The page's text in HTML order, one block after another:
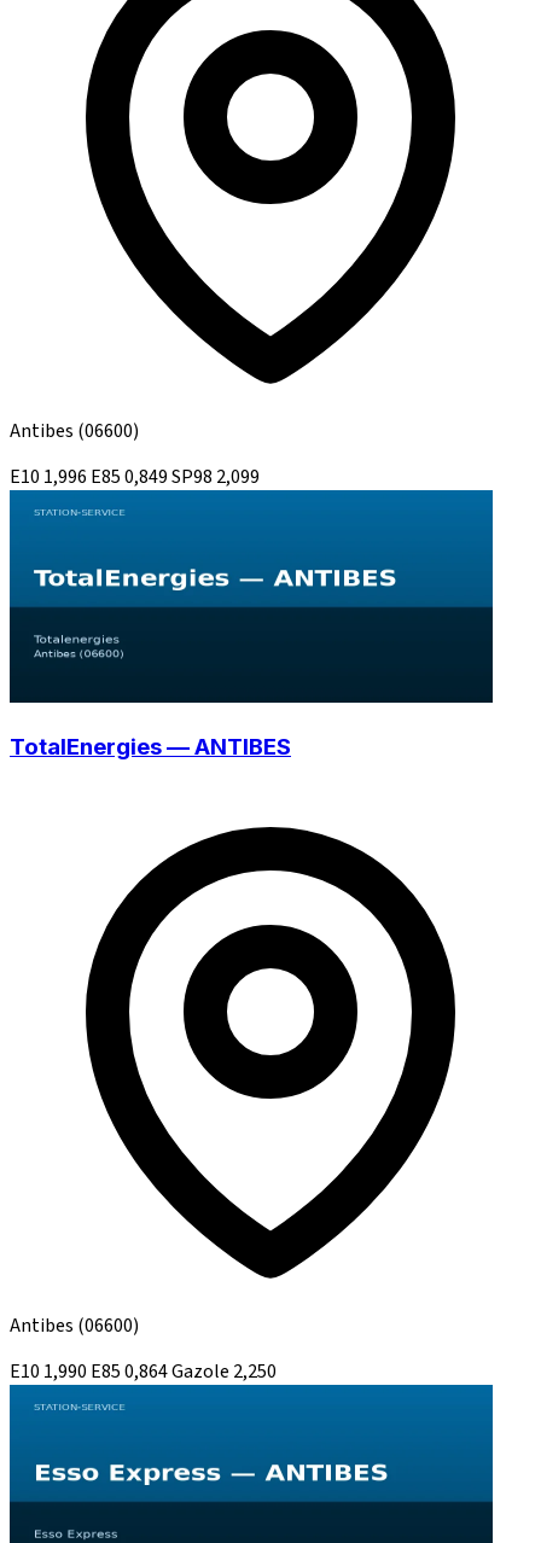
Antibes (06600)
E10 1,996 E850,849SP98 2,099
TotalEnergies — ANTIBES
Antibes (06600)
E10 1,990 E850,864Gazole 2,250